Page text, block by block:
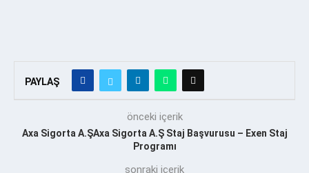
PAYLAŞ
önceki içerik
Axa Sigorta A.ŞAxa Sigorta A.Ş Staj Başvurusu – Exen Staj
Programı
sonraki içerik